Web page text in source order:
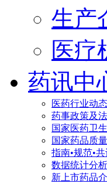
生产
医疗
药讯中
医药行业动态
药事政策及
国家医药卫
国家药品质
指南•规范•共
数据统计分析
新上市药品